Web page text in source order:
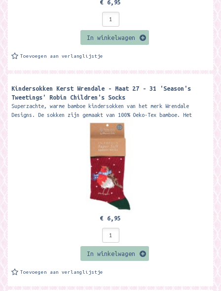
€ 6,95
In winkelwagen
Toevoegen aan verlanglijstje
Kindersokken Kerst Wrendale - Maat 27 - 31 'Season's
Tweetings' Robin Children's Socks ​
Superzachte, warme bamboe kindersokken van het merk Wrendale
Designs. De sokken zijn gemaakt van 100% Oeko-Tex bamboe. Het
materiaal is zacht, warm,...
€ 6,95
In winkelwagen
Toevoegen aan verlanglijstje